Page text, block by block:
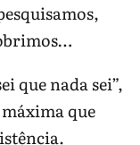
que nada sei”,
que